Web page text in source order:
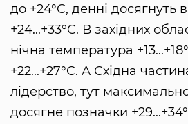
до +24°C, денні досягнуть
+24...+33°C. В західних
нічна температура
+22...+27°C. А Східна
лідерство, тут
досягне позначки